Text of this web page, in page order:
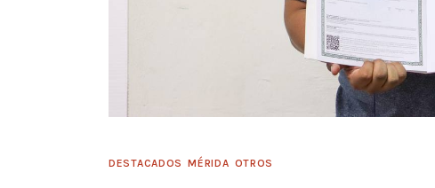
DESTACADOS MÉRIDA OTROS